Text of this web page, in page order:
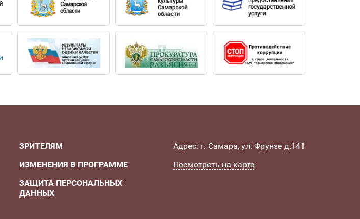
ЗРИТЕЛЯМ
ИЗМЕНЕНИЯ В ПРОГРАММЕ
ЗАЩИТА ПЕРСОНАЛЬНЫХ
ДАННЫХ
Адрес: г. Самара, ул. Фрунзе д.141
Посмотреть на карте